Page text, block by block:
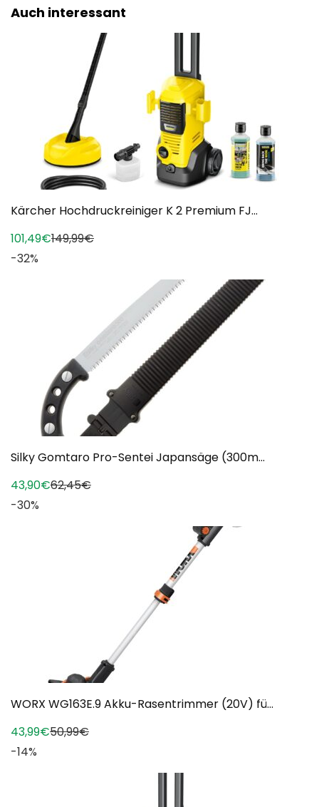
Auch interessant
Kärcher Hochdruckreiniger K 2 Premium FJ...
101,49€149,99€
-32%
Silky Gomtaro Pro-Sentei Japansäge (300m...
43,90€62,45€
-30%
WORX WG163E.9 Akku-Rasentrimmer (20V) fü...
43,99€50,99€
-14%